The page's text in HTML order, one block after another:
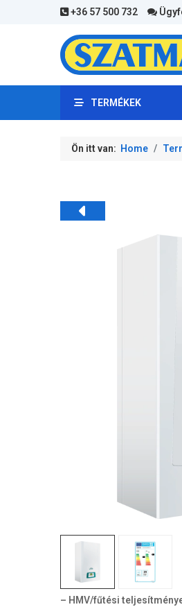
+36 57 500 732
TERMÉKEK
Ön itt van: Home
– HMV/fűtési